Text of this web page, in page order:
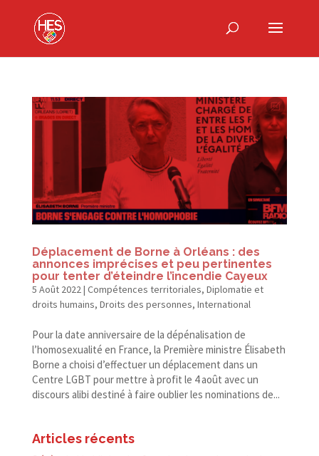
Déplacement de Borne à Orléans : des
annonces imprécises et peu pertinentes
pour tenter d’éteindre l’incendie Cayeux
5 Août 2022| Compétences territoriales, Diplomatie et
droits humains, Droits des personnes, International
Pour la date anniversaire de la dépénalisation de
l’homosexualité en France, la Première ministre Élisabeth
Borne a choisi d’effectuer un déplacement dans un
Centre LGBT pour mettre à profit le 4 août avec un
discours alibi destiné à faire oublier les nominations de...
Articles récents